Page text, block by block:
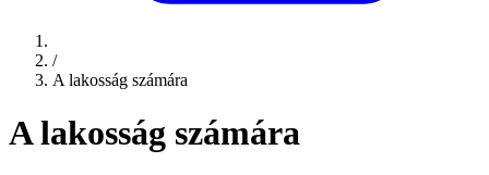
/
A lakosság számára
A lakosság számára